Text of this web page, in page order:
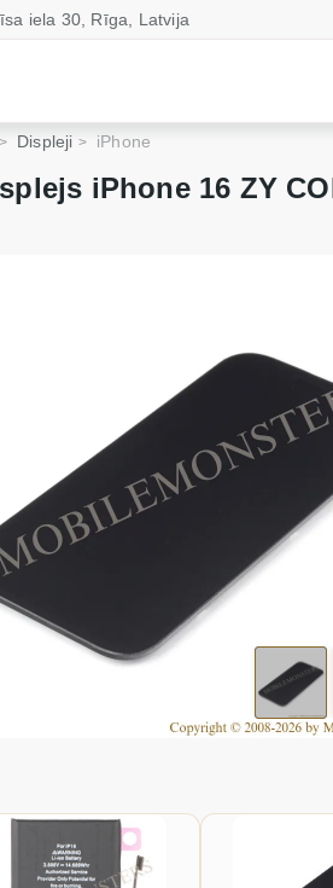
iela 30, Rīga, Latvija
Displeji iPhone
iPhone 16 ZY